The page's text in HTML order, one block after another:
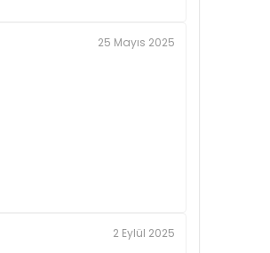
25 Mayıs 2025
2 Eylül 2025